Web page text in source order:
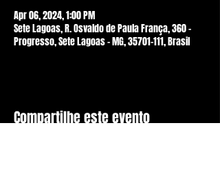
Apr 06, 2024, 1:00 PM
Sete Lagoas, R. Osvaldo de Paula França, 360 -
Progresso, Sete Lagoas - MG, 35701-111, Brasil
Compartilhe este evento